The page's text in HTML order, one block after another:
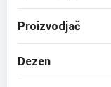
Proizvodjač
Dezen